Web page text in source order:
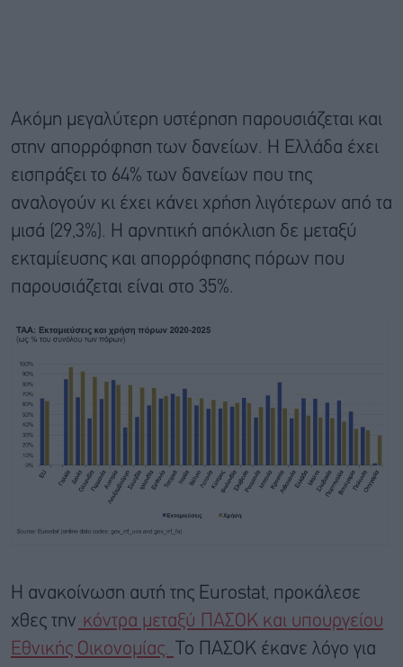
Ακόμη μεγαλύτερη υστέρηση παρουσιάζεται και
στην απορρόφηση των δανείων. Η Ελλάδα έχει
εισπράξει το 64% των δανείων που της
αναλογούν κι έχει κάνει χρήση λιγότερων από τα
μισά (29,3%). Η αρνητική απόκλιση δε μεταξύ
εκταμίευσης και απορρόφησης πόρων που
παρουσιάζεται είναι στο 35%.
Η ανακοίνωση αυτή της Eurostat, προκάλεσε
χθες την κόντρα μεταξύ ΠΑΣΟΚ και υπουργείου
Εθνικής Οικονομίας.
Το ΠΑΣΟΚ έκανε λόγο για